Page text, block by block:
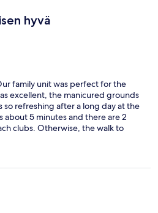
hyvä
family unit was perfect for the
excellent, the manicured grounds
refreshing after a long day at the
about 5 minutes and there are 2
clubs. Otherwise, the walk to
Market and great restaurants
You will need a car if you want to
worked hard to meet every need.
a little hard but that could just be
and stay again.